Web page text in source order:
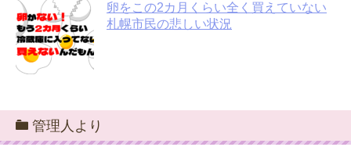
卵をこの2カ月くらい全く買えていない
札幌市民の悲しい状況
管理人より